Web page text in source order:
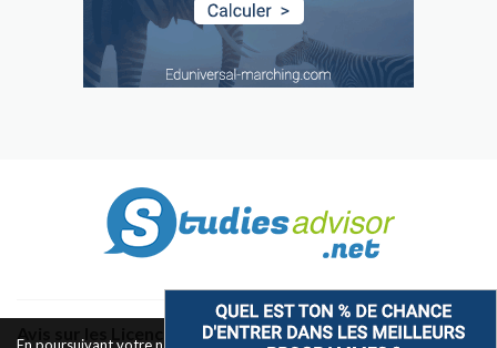
Avis sur les Licences & Bachelors